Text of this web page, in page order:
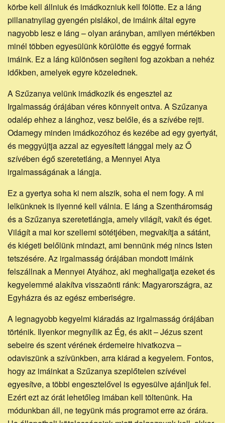
körbe kell állniuk és imádkozniuk kell fölötte. Ez a láng
pillanatnyilag gyengén pislákol, de imáink által egyre
nagyobb lesz e láng – olyan arányban, amilyen mértékben
minél többen egyesülünk körülötte és eggyé forrnak
imáink. Ez a láng különösen segíteni fog azokban a nehéz
időkben, amelyek egyre közelednek.
A Szűzanya velünk imádkozik és engesztel az
Irgalmasság órájában véres könnyeit ontva. A Szűzanya
odalép ehhez a lánghoz, vesz belőle, és a szívébe rejti.
Odamegy minden imádkozóhoz és kezébe ad egy gyertyát,
és meggyújtja azzal az egyesített lánggal mely az Ő
szívében égő szeretetláng, a Mennyei Atya
irgalmasságának a lángja.
Ez a gyertya soha ki nem alszik, soha el nem fogy. A mi
lelkünknek is ilyenné kell válnia. E láng a Szentháromság
és a Szűzanya szeretetlángja, amely világít, vakít és éget.
Világít a mai kor szellemi sötétjében, megvakítja a sátánt,
és kiégeti belőlünk mindazt, ami bennünk még nincs Isten
tetszésére. Az irgalmasság órájában mondott imáink
felszállnak a Mennyei Atyához, aki meghallgatja ezeket és
kegyelemmé alakítva visszaönti ránk: Magyarországra, az
Egyházra és az egész emberiségre.
A legnagyobb kegyelmi kiáradás az irgalmasság órájában
történik. Ilyenkor megnyílik az Ég, és akit – Jézus szent
sebeire és szent vérének érdemeire hivatkozva –
odaviszünk a szívünkben, arra kiárad a kegyelem. Fontos,
hogy az imáinkat a Szűzanya szeplőtelen szívével
egyesítve, a többi engesztelővel is egyesülve ajánljuk fel.
Ezért ezt az órát lehetőleg imában kell töltenünk. Ha
módunkban áll, ne tegyünk más programot erre az órára.